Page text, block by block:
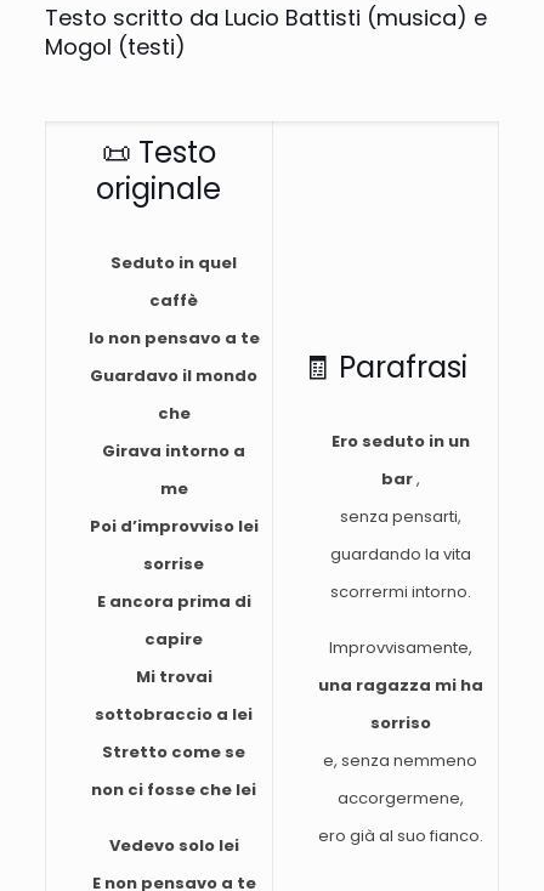
Testo scritto da Lucio Battisti (musica) e
Mogol (testi)
📜 Testo
originale
Seduto in quel
caffè
Io non pensavo a te
Guardavo il mondo
che
Girava intorno a
me
Poi d’improvviso lei
sorrise
E ancora prima di
capire
Mi trovai
sottobraccio a lei
Stretto come se
non ci fosse che lei
Vedevo solo lei
E non pensavo a te
🧾 Parafrasi
Ero seduto in un
bar,
senza pensarti,
guardando la vita
scorrermi intorno.
Improvvisamente,
una ragazza mi ha
sorriso
e, senza nemmeno
accorgermene,
ero già al suo fianco.